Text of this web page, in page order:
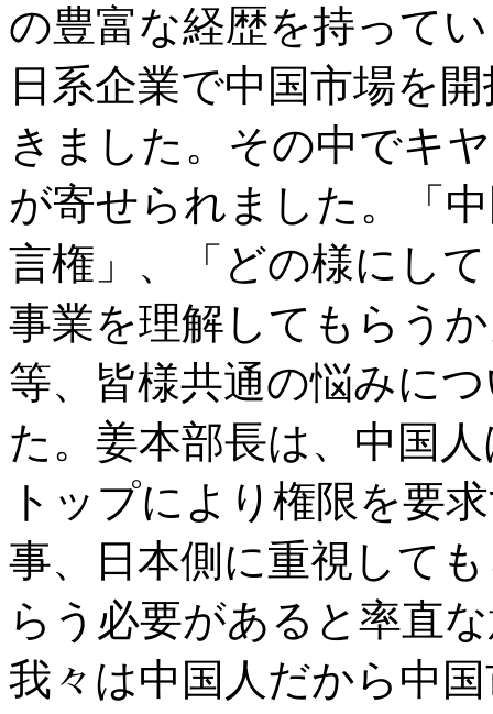
の豊富な経歴を持って
日系企業で中国市場を
きました。その中でキ
が寄せられました。「
言権」、「どの様にし
事業を理解してもらう
等、皆様共通の悩みに
た。姜本部長は、中国
トップにより権限を要
事、日本側に重視して
らう必要があると率直
我々は中国人だから中